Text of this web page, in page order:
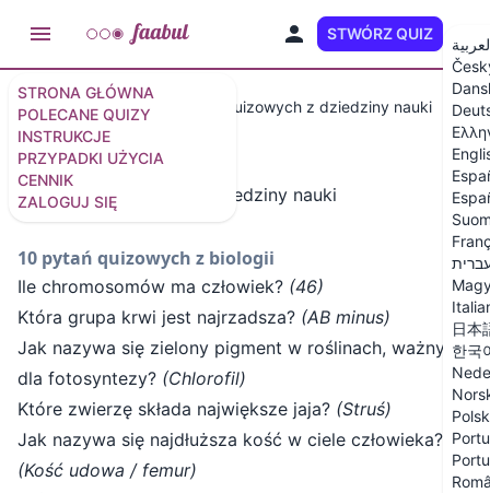
STRONA GŁÓWNA
POLECANE QUIZY
INSTRUKCJE
PRZYPADKI UŻYCIA
CENNIK
ZALOGUJ SIĘ
STWÓRZ QUIZ
日本
한국
Wybrane quizy 50 pytań quizowych z dziedziny nauki
50 pytań quizowych z dziedziny nauki
10 pytań quizowych z biologii
Ile chromosomów ma człowiek? (46)
Która grupa krwi jest najrzadsza? (AB minus)
Jak nazywa się zielony pigment w roślinach, ważny
dla fotosyntezy? (Chlorofil)
Które zwierzę składa największe jaja? (Struś)
Jak nazywa się najdłuższa kość w ciele człowieka?
(Kość udowa / femur)